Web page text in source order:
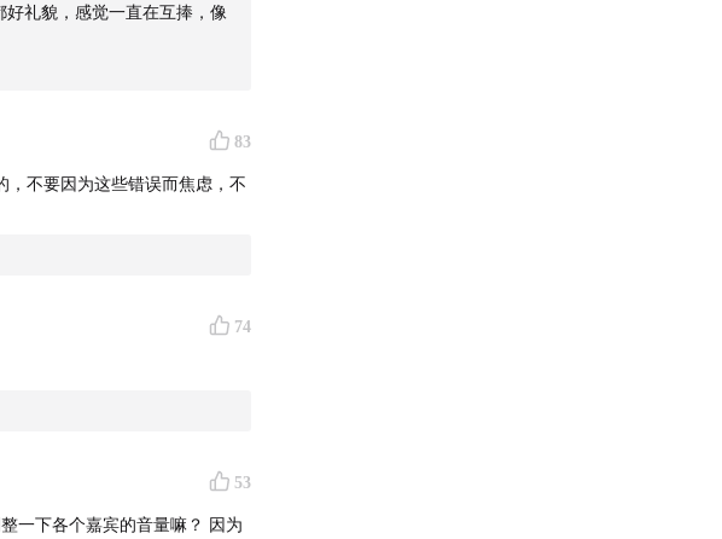
礼貌，感觉一直在互捧，像
83
，不要因为这些错误而焦虑，不
74
53
一下各个嘉宾的音量嘛？ 因为